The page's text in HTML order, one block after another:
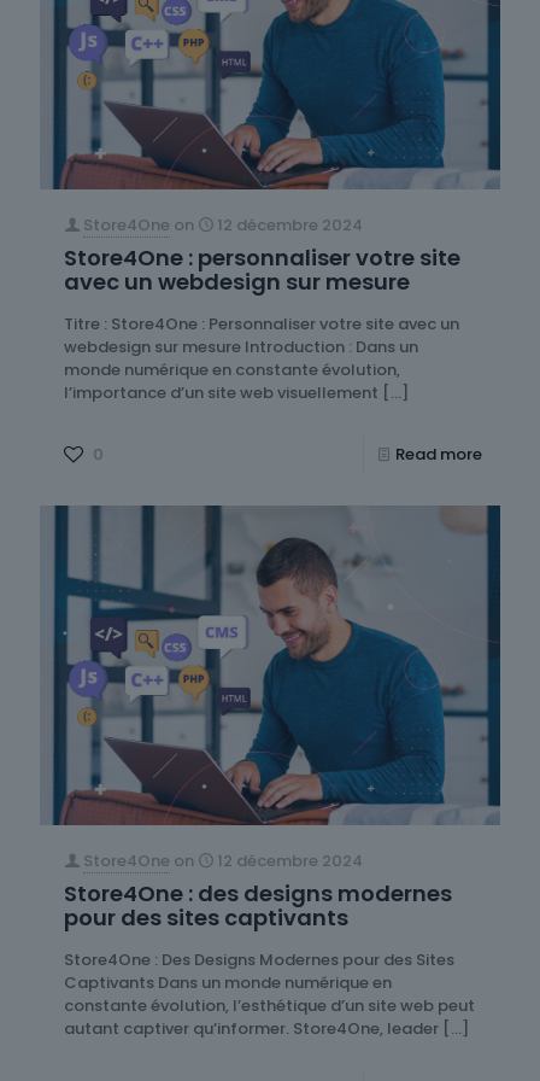
Store4One on 12 décembre 2024
Store4One : personnaliser votre site
avec un webdesign sur mesure
Titre : Store4One : Personnaliser votre site avec un
webdesign sur mesure Introduction : Dans un
monde numérique en constante évolution,
l’importance d’un site web visuellement […]
0 Read more
Store4One on 12 décembre 2024
Store4One : des designs modernes
pour des sites captivants
Store4One : Des Designs Modernes pour des Sites
Captivants Dans un monde numérique en
constante évolution, l’esthétique d’un site web peut
autant captiver qu’informer. Store4One, leader […]